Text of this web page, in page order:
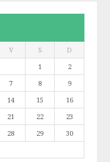
V S D
1
2
7 8
9
14 15
16
21 22
23
28 29
30